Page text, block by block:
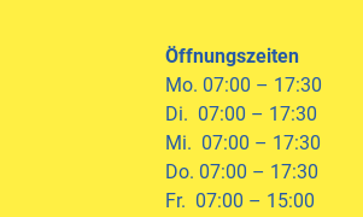
Öffnungszeiten
Mo. 07:00 – 17:30
Di. 07:00 – 17:30
Mi. 07:00 – 17:30
Do. 07:00 – 17:30
Fr. 07:00 – 15:00